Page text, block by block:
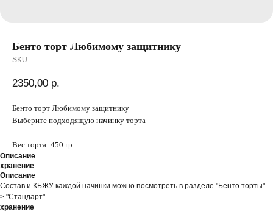
Бенто торт Любимому защитнику
SKU:
2350,00 р.
Бенто торт Любимому защитнику
Выберите подходящую начинку торта
Вес торта: 450 гр
Описание
хранение
Описание
Состав и КБЖУ каждой начинки можно посмотреть в разделе "Бенто торты" -
> "Стандарт"
хранение